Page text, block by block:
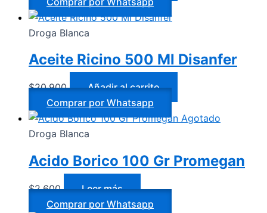
Droga Blanca
Aceite Ricino 500 Ml Disanfer
$20.900
Añadir al carrito
Comprar por Whatsapp
Agotado
Droga Blanca
Acido Borico 100 Gr Promegan
$2.600
Leer más
Comprar por Whatsapp